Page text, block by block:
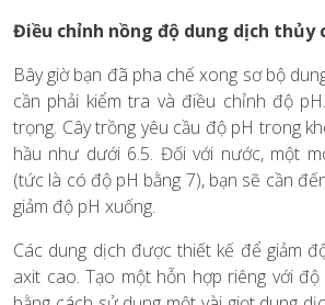
Điều chỉnh nồng độ dung dịch thủy
Bây giờ bạn đã pha chế xong sơ bộ
cần phải kiểm tra và điều chỉnh độ
trọng. Cây trồng yêu cầu độ pH trong
hầu như dưới 6.5. Đối với nước, một
(tức là có độ pH bằng 7), bạn sẽ cần
giảm độ pH xuống.
Các dung dịch được thiết kế để giảm
axit cao. Tạo một hỗn hợp riêng với